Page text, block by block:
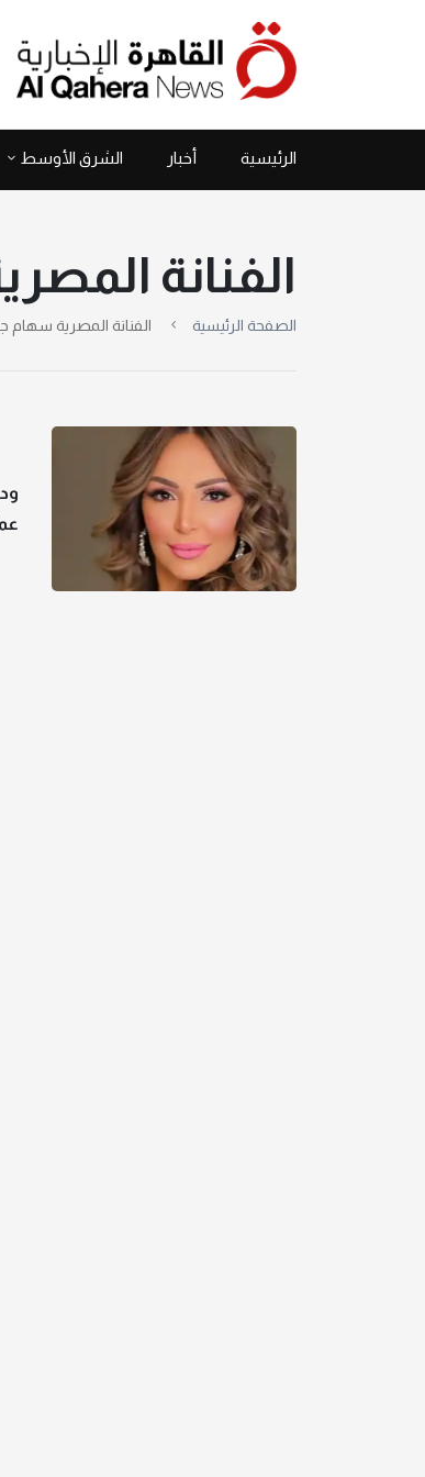
الرئيسية أخبار الشرق الأوسط
الفنانة
الصفحة الرئيسية الفنانة المصرية سهام